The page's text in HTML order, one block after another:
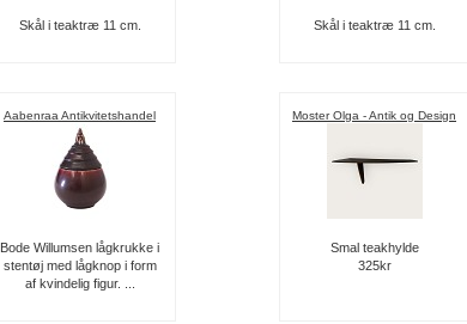
Skål i teaktræ 11 cm. Skål i teaktræ 11 cm.
Aabenraa Antikvitetshandel
Bode Willumsen lågkrukke i
stentøj med lågknop i form
af kvindelig figur. ...
Moster Olga - Antik og Design
Smal teakhylde
325kr